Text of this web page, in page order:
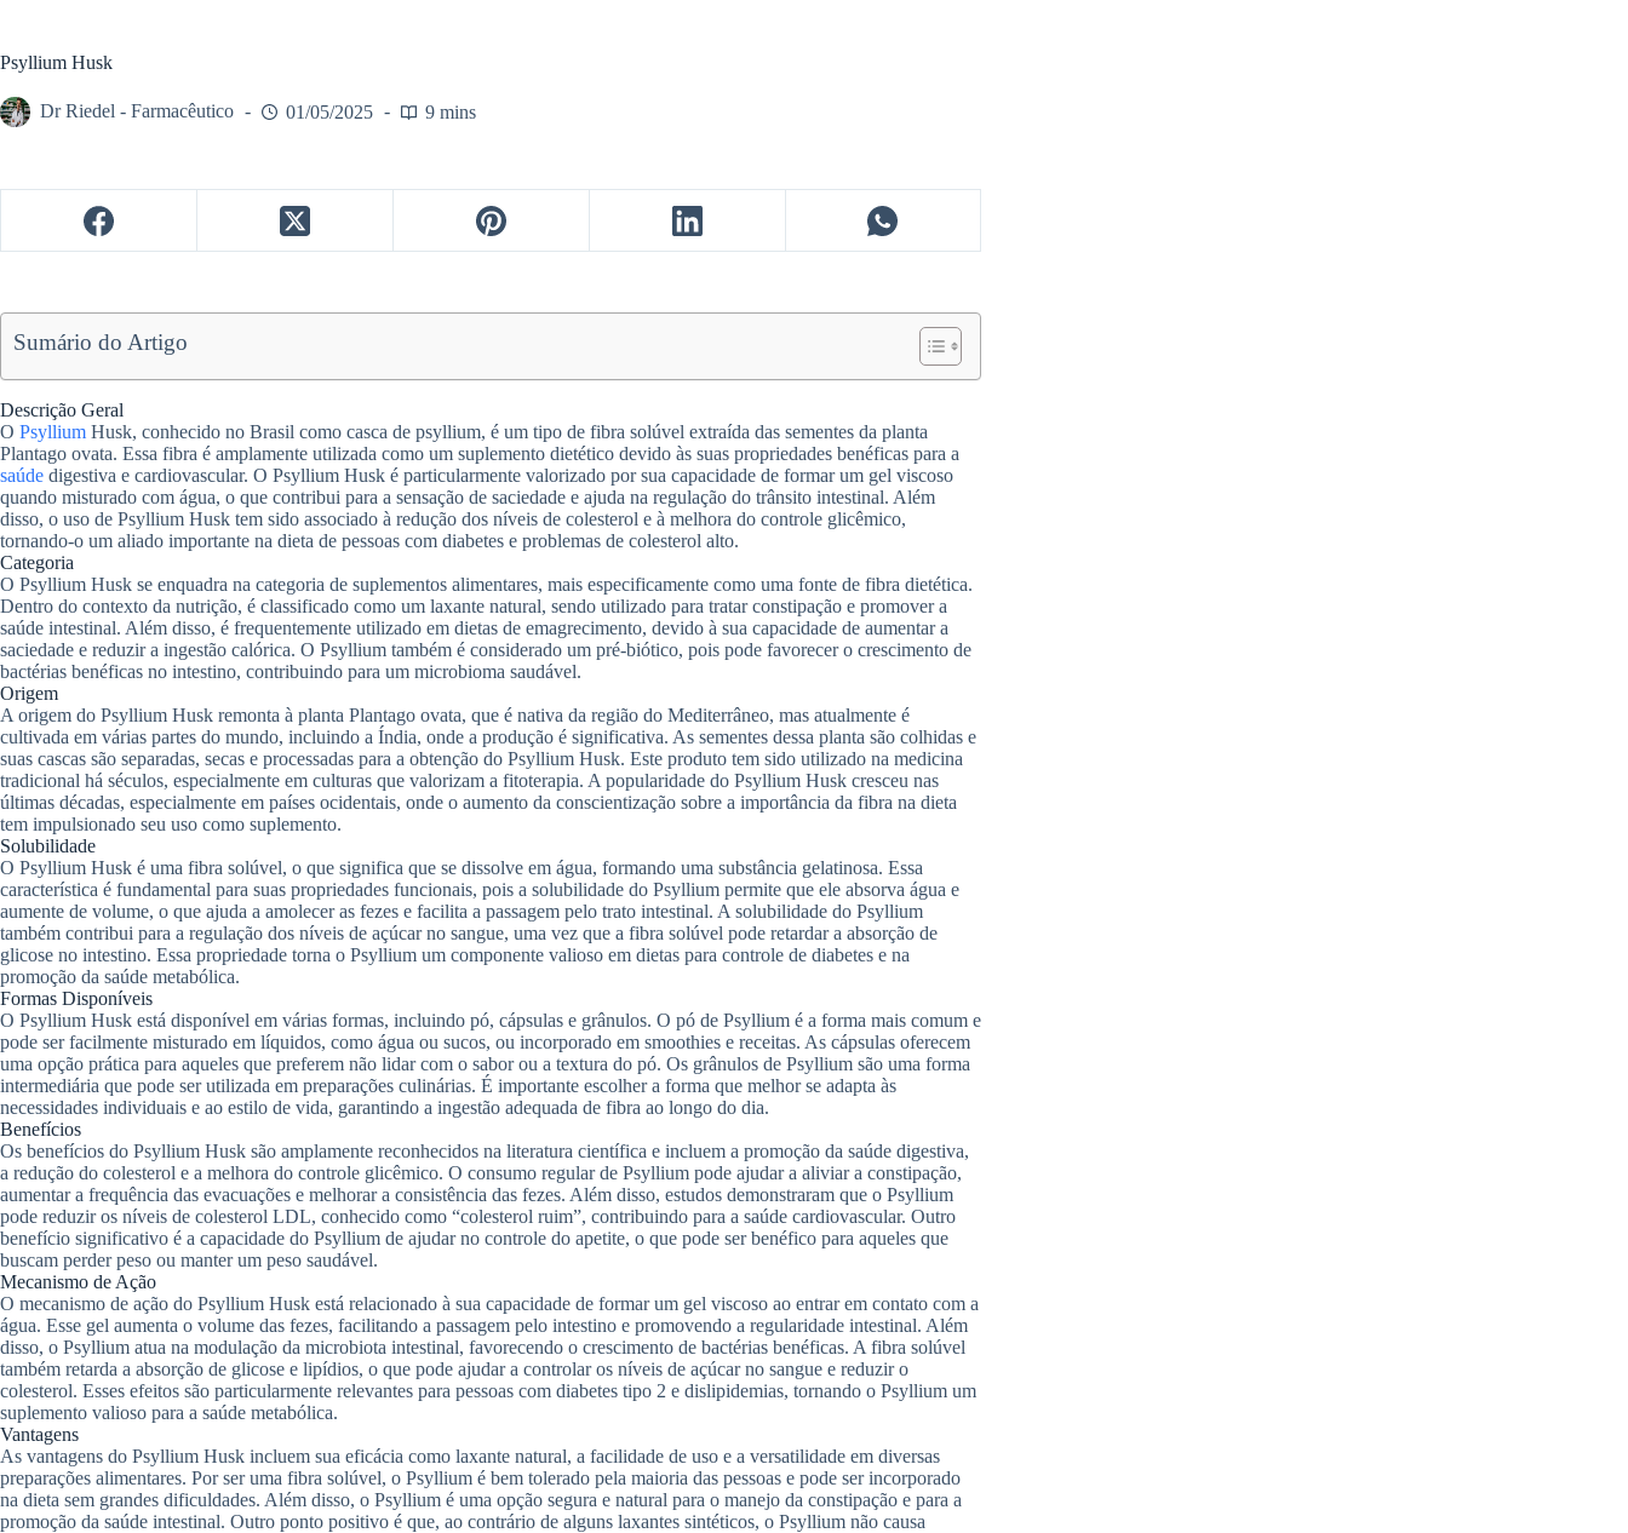
Psyllium Husk
Dr Riedel - Farmacêutico 01/05/2025 9 mins
Sumário do Artigo
Descrição Geral
O Psyllium Husk, conhecido no Brasil como casca de psyllium, é um tipo de fibra solúvel extraída das sementes da planta
Plantago ovata. Essa fibra é amplamente utilizada como um suplemento dietético devido às suas propriedades benéficas para a
saúde digestiva e cardiovascular. O Psyllium Husk é particularmente valorizado por sua capacidade de formar um gel viscoso
quando misturado com água, o que contribui para a sensação de saciedade e ajuda na regulação do trânsito intestinal. Além
disso, o uso de Psyllium Husk tem sido associado à redução dos níveis de colesterol e à melhora do controle glicêmico,
tornando-o um aliado importante na dieta de pessoas com diabetes e problemas de colesterol alto.
Categoria
O Psyllium Husk se enquadra na categoria de suplementos alimentares, mais especificamente como uma fonte de fibra dietética.
Dentro do contexto da nutrição, é classificado como um laxante natural, sendo utilizado para tratar constipação e promover a
saúde intestinal. Além disso, é frequentemente utilizado em dietas de emagrecimento, devido à sua capacidade de aumentar a
saciedade e reduzir a ingestão calórica. O Psyllium também é considerado um pré-biótico, pois pode favorecer o crescimento de
bactérias benéficas no intestino, contribuindo para um microbioma saudável.
Origem
A origem do Psyllium Husk remonta à planta Plantago ovata, que é nativa da região do Mediterrâneo, mas atualmente é
cultivada em várias partes do mundo, incluindo a Índia, onde a produção é significativa. As sementes dessa planta são colhidas e
suas cascas são separadas, secas e processadas para a obtenção do Psyllium Husk. Este produto tem sido utilizado na medicina
tradicional há séculos, especialmente em culturas que valorizam a fitoterapia. A popularidade do Psyllium Husk cresceu nas
últimas décadas, especialmente em países ocidentais, onde o aumento da conscientização sobre a importância da fibra na dieta
tem impulsionado seu uso como suplemento.
Solubilidade
O Psyllium Husk é uma fibra solúvel, o que significa que se dissolve em água, formando uma substância gelatinosa. Essa
característica é fundamental para suas propriedades funcionais, pois a solubilidade do Psyllium permite que ele absorva água e
aumente de volume, o que ajuda a amolecer as fezes e facilita a passagem pelo trato intestinal. A solubilidade do Psyllium
também contribui para a regulação dos níveis de açúcar no sangue, uma vez que a fibra solúvel pode retardar a absorção de
glicose no intestino. Essa propriedade torna o Psyllium um componente valioso em dietas para controle de diabetes e na
promoção da saúde metabólica.
Formas Disponíveis
O Psyllium Husk está disponível em várias formas, incluindo pó, cápsulas e grânulos. O pó de Psyllium é a forma mais comum e
pode ser facilmente misturado em líquidos, como água ou sucos, ou incorporado em smoothies e receitas. As cápsulas oferecem
uma opção prática para aqueles que preferem não lidar com o sabor ou a textura do pó. Os grânulos de Psyllium são uma forma
intermediária que pode ser utilizada em preparações culinárias. É importante escolher a forma que melhor se adapta às
necessidades individuais e ao estilo de vida, garantindo a ingestão adequada de fibra ao longo do dia.
Benefícios
Os benefícios do Psyllium Husk são amplamente reconhecidos na literatura científica e incluem a promoção da saúde digestiva,
a redução do colesterol e a melhora do controle glicêmico. O consumo regular de Psyllium pode ajudar a aliviar a constipação,
aumentar a frequência das evacuações e melhorar a consistência das fezes. Além disso, estudos demonstraram que o Psyllium
pode reduzir os níveis de colesterol LDL, conhecido como “colesterol ruim”, contribuindo para a saúde cardiovascular. Outro
benefício significativo é a capacidade do Psyllium de ajudar no controle do apetite, o que pode ser benéfico para aqueles que
buscam perder peso ou manter um peso saudável.
Mecanismo de Ação
O mecanismo de ação do Psyllium Husk está relacionado à sua capacidade de formar um gel viscoso ao entrar em contato com a
água. Esse gel aumenta o volume das fezes, facilitando a passagem pelo intestino e promovendo a regularidade intestinal. Além
disso, o Psyllium atua na modulação da microbiota intestinal, favorecendo o crescimento de bactérias benéficas. A fibra solúvel
também retarda a absorção de glicose e lipídios, o que pode ajudar a controlar os níveis de açúcar no sangue e reduzir o
colesterol. Esses efeitos são particularmente relevantes para pessoas com diabetes tipo 2 e dislipidemias, tornando o Psyllium um
suplemento valioso para a saúde metabólica.
Vantagens
As vantagens do Psyllium Husk incluem sua eficácia como laxante natural, a facilidade de uso e a versatilidade em diversas
preparações alimentares. Por ser uma fibra solúvel, o Psyllium é bem tolerado pela maioria das pessoas e pode ser incorporado
na dieta sem grandes dificuldades. Além disso, o Psyllium é uma opção segura e natural para o manejo da constipação e para a
promoção da saúde intestinal. Outro ponto positivo é que, ao contrário de alguns laxantes sintéticos, o Psyllium não causa